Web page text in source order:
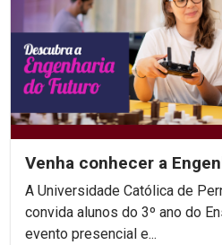
Venha conhecer a
A Universidade Católica de
convida alunos do 3º ano do
evento presencial e...